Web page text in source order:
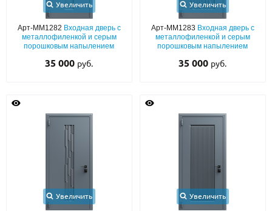
УСТАНОВКА
О НАС
Москве и МО
INFO@META-M.RU
Увеличить
Арт-ММ1282 Входная дверь с
металлофиленкой и серым
порошковым напылением
35 000 руб.
Увеличить
Арт-ММ1283 Входная дверь с
металлофиленкой и серым
порошковым напылением
35 000 руб.
Увеличить Увеличить